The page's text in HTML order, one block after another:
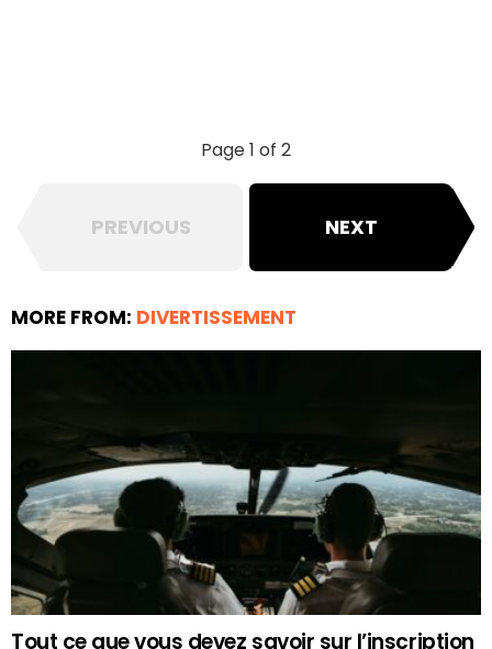
Page 1 of 2
PREVIOUS NEXT
MORE FROM: DIVERTISSEMENT
Tout ce que vous devez savoir sur l’inscription